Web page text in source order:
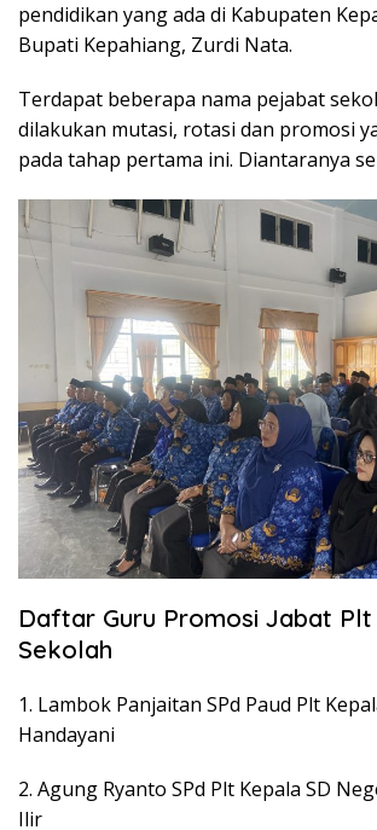
pendidikan yang ada di Kabupaten
Bupati Kepahiang, Zurdi Nata.
Terdapat beberapa nama pejabat
dilakukan mutasi, rotasi dan promosi
pada tahap pertama ini. Diantaranya
Daftar Guru Promosi Jabat
Sekolah
1. Lambok Panjaitan SPd Paud Plt
Handayani
2. Agung Ryanto SPd Plt Kepala SD
Ilir